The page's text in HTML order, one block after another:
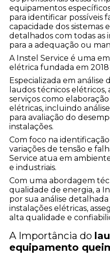
equipamentos
para identificar possíveis
capacidade dos sistemas
detalhados com todas as
para a adequação ou
A Instel Service é uma
elétrica fundada em 2018
Especializada em análise
laudos técnicos elétricos,
serviços como
elétricas, incluindo
para avaliação do
instalações.
Com foco na
variações de tensão e
Service atua em
e industriais.
Com uma abordagem
qualidade de energia, a
por sua análise
instalações elétricas,
alta qualidade e
A Importância do
equipamento